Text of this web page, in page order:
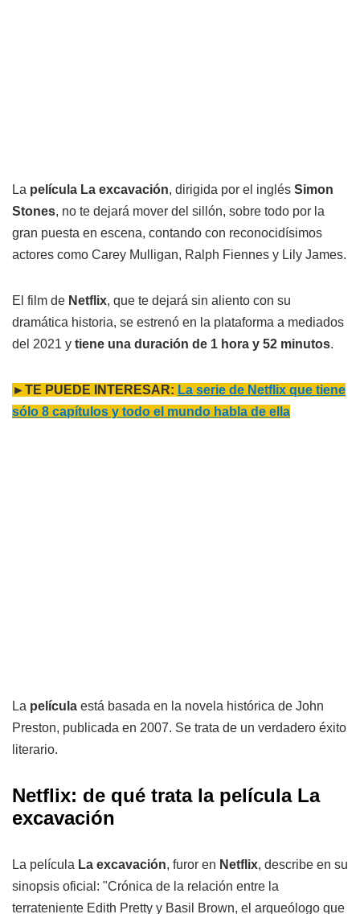
La película La excavación, dirigida por el inglés Simon
Stones, no te dejará mover del sillón, sobre todo por la
gran puesta en escena, contando con reconocidísimos
actores como Carey Mulligan, Ralph Fiennes y Lily James.
El film de Netflix, que te dejará sin aliento con su
dramática historia, se estrenó en la plataforma a mediados
del 2021 y tiene una duración de 1 hora y 52 minutos.
►TE PUEDE INTERESAR: La serie de Netflix que tiene
sólo 8 capítulos y todo el mundo habla de ella
La película está basada en la novela histórica de John
Preston, publicada en 2007. Se trata de un verdadero éxito
literario.
Netflix: de qué trata la película La
excavación
La película La excavación, furor en Netflix, describe en su
sinopsis oficial: "Crónica de la relación entre la
terrateniente Edith Pretty y Basil Brown, el arqueólogo que